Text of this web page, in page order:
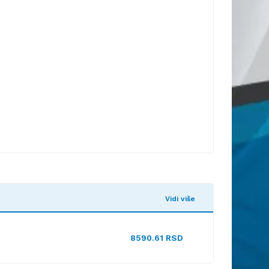
Vidi više
8590.61 RSD